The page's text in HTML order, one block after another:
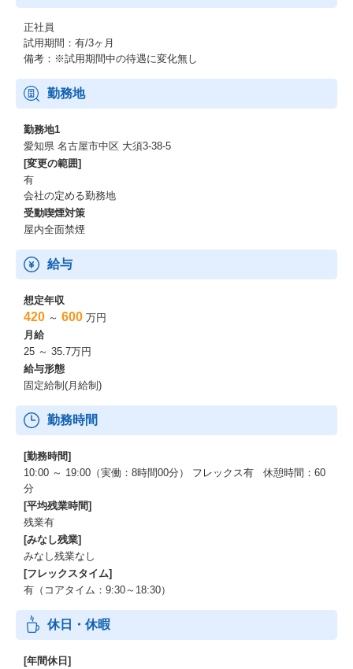
正社員
試用期間：有/3ヶ月
備考：※試用期間中の待遇に変化無し
勤務地
勤務地1
愛知県 名古屋市中区 大須3-38-5
[変更の範囲]
有
会社の定める勤務地
受動喫煙対策
屋内全面禁煙
給与
想定年収
420 ～ 600 万円
月給
25 ～ 35.7万円
給与形態
固定給制(月給制)
勤務時間
[勤務時間]
10:00 ～ 19:00（実働：8時間00分） フレックス有 休憩時間：60
分
[平均残業時間]
残業有
[みなし残業]
みなし残業なし
[フレックスタイム]
有（コアタイム：9:30～18:30）
休日・休暇
[年間休日]